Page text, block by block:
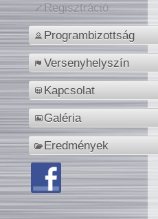
Regisztráció
Programbizottság
Versenyhelyszín
Kapcsolat
Galéria
Eredmények